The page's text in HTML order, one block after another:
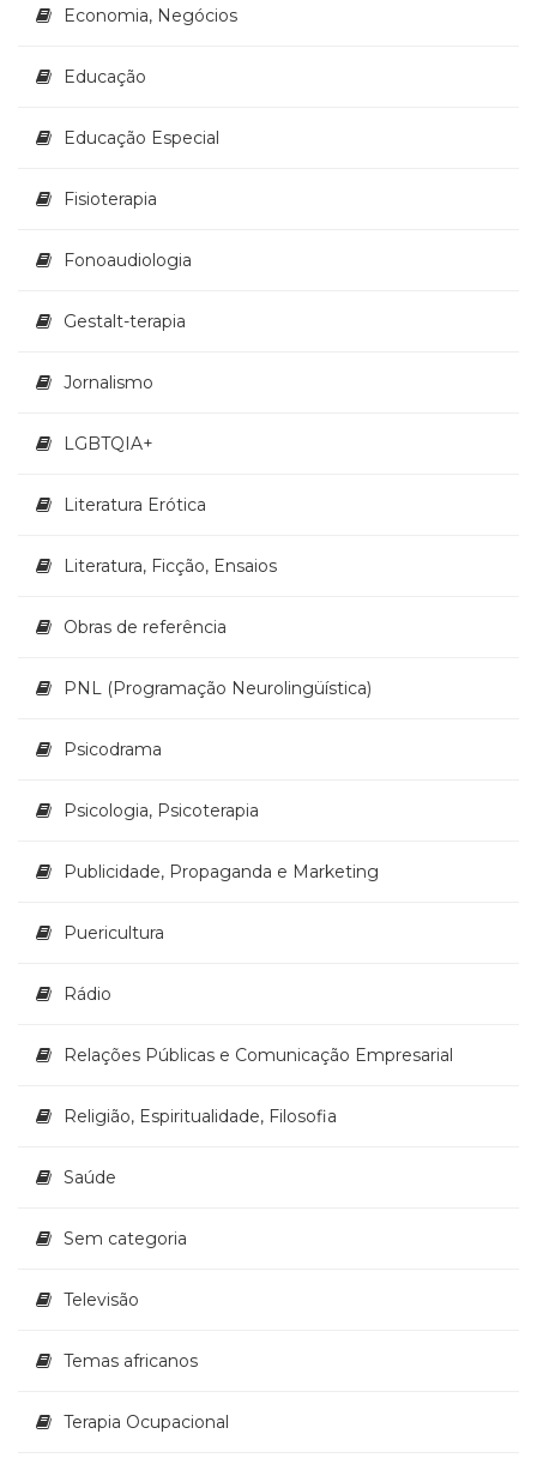
Televisão
Temas
africanos
Terapia
(21)
e
Turismo
Vida
(32)
Economia, Negócios
Educação
Educação Especial
Fisioterapia
Fonoaudiologia
Gestalt-terapia
Jornalismo
LGBTQIA+
Literatura Erótica
Literatura, Ficção, Ensaios
Obras de referência
PNL (Programação Neurolingüística)
Psicodrama
Psicologia, Psicoterapia
Publicidade, Propaganda e Marketing
Puericultura
Rádio
Relações Públicas e Comunicação Empresarial
Religião, Espiritualidade, Filosofia
Saúde
Sem categoria
Televisão
Temas africanos
Terapia Ocupacional